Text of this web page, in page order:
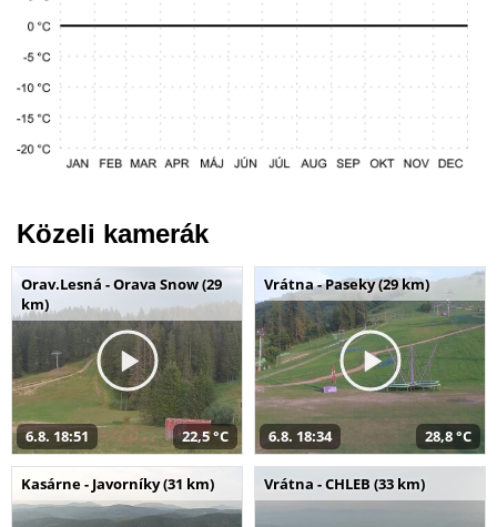
Közeli kamerák
Orav.Lesná - Orava Snow (29
km)
6.8. 18:51 22,5 °C
Vrátna - Paseky (29 km)
6.8. 18:34 28,8 °C
Kasárne - Javorníky (31 km) Vrátna - CHLEB (33 km)